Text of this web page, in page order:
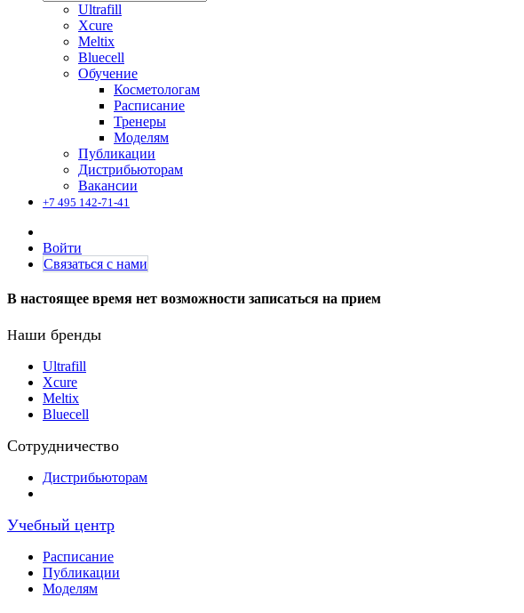
Ultrafill
Xcure
Meltix
Bluecell
Обучение
Косметологам
Расписание
Тренеры
Моделям
Публикации
Дистрибьюторам
Вакансии
+7 495 142-71-41
Войти
Связаться с нами
В настоящее время нет возможности записаться на прием
Наши бренды
Ultrafill
Xcure
Meltix
Bluecell
Сотрудничество
Дистрибьюторам
Учебный центр
Расписание
Публикации
Моделям